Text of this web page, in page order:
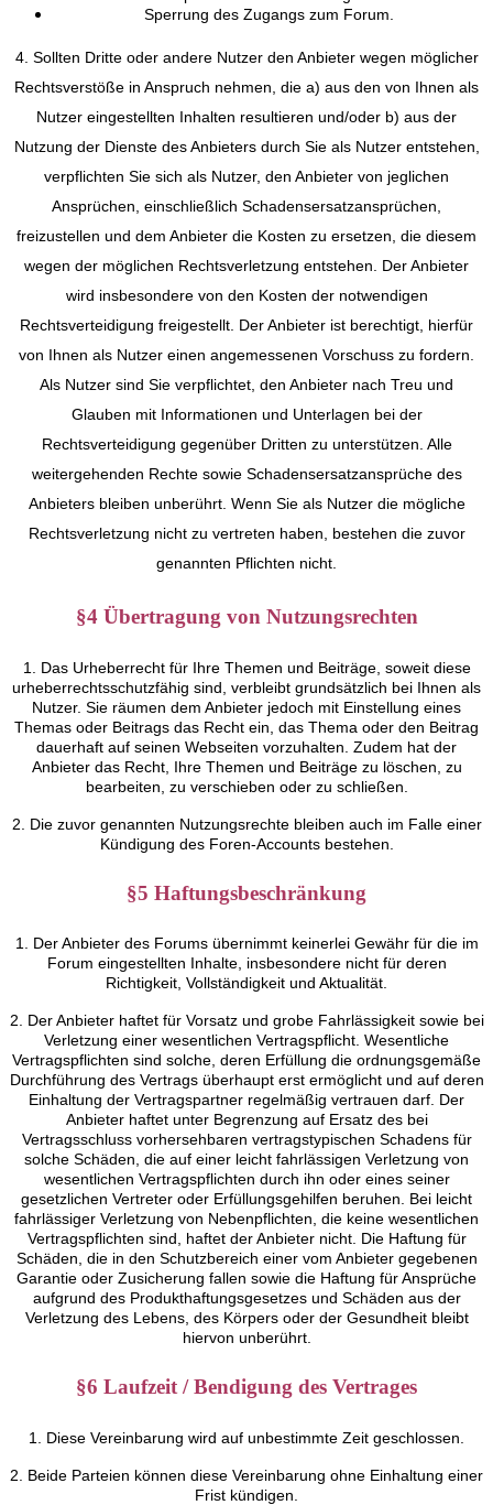
Sperrung des Zugangs zum Forum.
4. Sollten Dritte oder andere Nutzer den Anbieter wegen möglicher
Rechtsverstöße in Anspruch nehmen, die a) aus den von Ihnen als
Nutzer eingestellten Inhalten resultieren und/oder b) aus der
Nutzung der Dienste des Anbieters durch Sie als Nutzer entstehen,
verpflichten Sie sich als Nutzer, den Anbieter von jeglichen
Ansprüchen, einschließlich Schadensersatzansprüchen,
freizustellen und dem Anbieter die Kosten zu ersetzen, die diesem
wegen der möglichen Rechtsverletzung entstehen. Der Anbieter
wird insbesondere von den Kosten der notwendigen
Rechtsverteidigung freigestellt. Der Anbieter ist berechtigt, hierfür
von Ihnen als Nutzer einen angemessenen Vorschuss zu fordern.
Als Nutzer sind Sie verpflichtet, den Anbieter nach Treu und
Glauben mit Informationen und Unterlagen bei der
Rechtsverteidigung gegenüber Dritten zu unterstützen. Alle
weitergehenden Rechte sowie Schadensersatzansprüche des
Anbieters bleiben unberührt. Wenn Sie als Nutzer die mögliche
Rechtsverletzung nicht zu vertreten haben, bestehen die zuvor
genannten Pflichten nicht.
§4 Übertragung von Nutzungsrechten
1. Das Urheberrecht für Ihre Themen und Beiträge, soweit diese
urheberrechtsschutzfähig sind, verbleibt grundsätzlich bei Ihnen als
Nutzer. Sie räumen dem Anbieter jedoch mit Einstellung eines
Themas oder Beitrags das Recht ein, das Thema oder den Beitrag
dauerhaft auf seinen Webseiten vorzuhalten. Zudem hat der
Anbieter das Recht, Ihre Themen und Beiträge zu löschen, zu
bearbeiten, zu verschieben oder zu schließen.
2. Die zuvor genannten Nutzungsrechte bleiben auch im Falle einer
Kündigung des Foren-Accounts bestehen.
§5 Haftungsbeschränkung
1. Der Anbieter des Forums übernimmt keinerlei Gewähr für die im
Forum eingestellten Inhalte, insbesondere nicht für deren
Richtigkeit, Vollständigkeit und Aktualität.
2. Der Anbieter haftet für Vorsatz und grobe Fahrlässigkeit sowie bei
Verletzung einer wesentlichen Vertragspflicht. Wesentliche
Vertragspflichten sind solche, deren Erfüllung die ordnungsgemäße
Durchführung des Vertrags überhaupt erst ermöglicht und auf deren
Einhaltung der Vertragspartner regelmäßig vertrauen darf. Der
Anbieter haftet unter Begrenzung auf Ersatz des bei
Vertragsschluss vorhersehbaren vertragstypischen Schadens für
solche Schäden, die auf einer leicht fahrlässigen Verletzung von
wesentlichen Vertragspflichten durch ihn oder eines seiner
gesetzlichen Vertreter oder Erfüllungsgehilfen beruhen. Bei leicht
fahrlässiger Verletzung von Nebenpflichten, die keine wesentlichen
Vertragspflichten sind, haftet der Anbieter nicht. Die Haftung für
Schäden, die in den Schutzbereich einer vom Anbieter gegebenen
Garantie oder Zusicherung fallen sowie die Haftung für Ansprüche
aufgrund des Produkthaftungsgesetzes und Schäden aus der
Verletzung des Lebens, des Körpers oder der Gesundheit bleibt
hiervon unberührt.
§6 Laufzeit / Bendigung des Vertrages
1. Diese Vereinbarung wird auf unbestimmte Zeit geschlossen.
2. Beide Parteien können diese Vereinbarung ohne Einhaltung einer
Frist kündigen.